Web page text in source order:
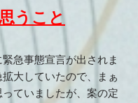
うこと
急事態宣言が出されま
大していたので、まぁ
ていましたが、案の定